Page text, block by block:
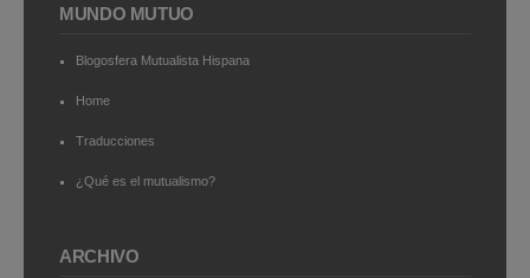
MUNDO MUTUO
Blogosfera Mutualista Hispana
Home
Traducciones
¿Qué es el mutualismo?
ARCHIVO